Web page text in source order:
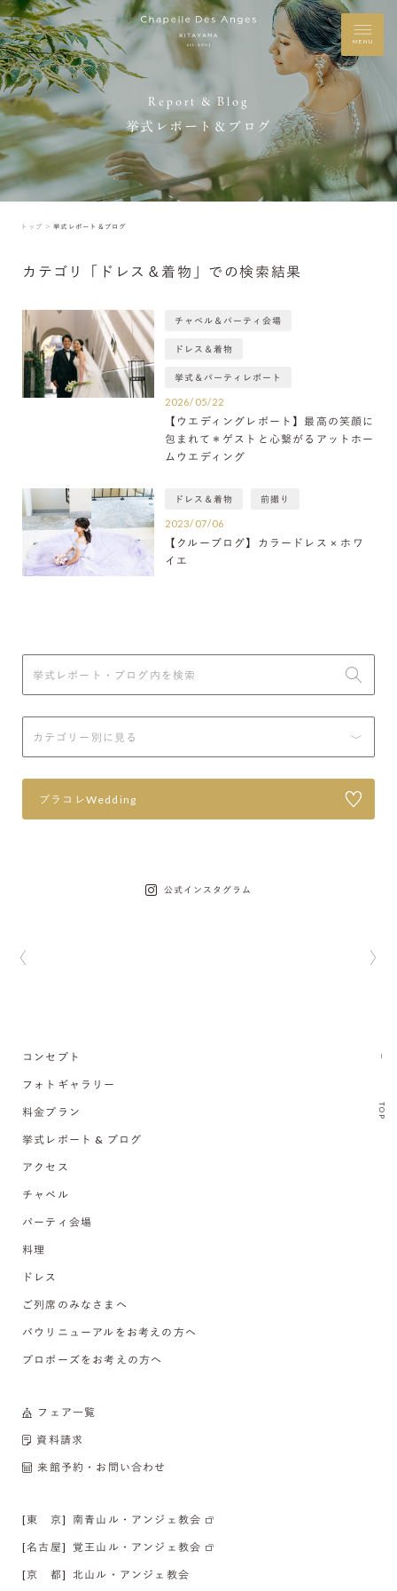
MENU
Report & Blog
挙式レポート＆ブログ
トップ ＞ 挙式レポート＆ブログ
カテゴリ「ドレス＆着物」での検索結果
チャペル＆パーティ会場
ドレス＆着物
挙式＆パーティレポート
2026/05/22
【ウエディングレポート】最高の笑顔に
包まれて＊ゲストと心繋がるアットホー
ムウエディング
ドレス＆着物 前撮り
2023/07/06
【クルーブログ】カラードレス × ホワ
イエ
プラコレWedding
公式インスタグラム
TOP
コンセプト
フォトギャラリー
料金プラン
挙式レポート & ブログ
アクセス
チャペル
パーティ会場
料理
ドレス
ご列席のみなさまへ
バウリニューアルをお考えの方へ
プロポーズをお考えの方へ
フェア一覧
資料請求
来館予約・お問い合わせ
[東 京] 南青山ル・アンジェ教会
[名古屋] 覚王山ル・アンジェ教会
[京 都] 北山ル・アンジェ教会